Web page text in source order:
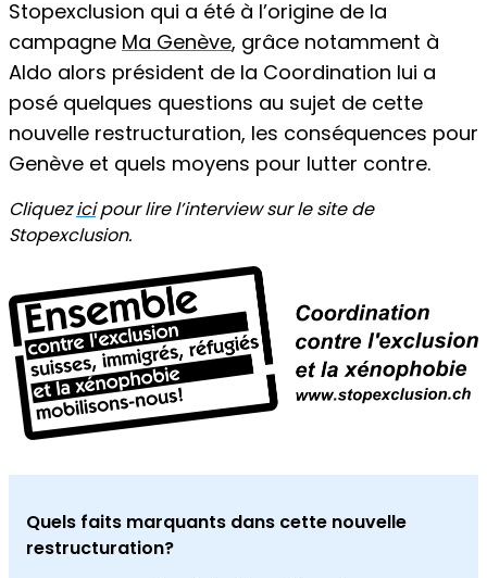
Stopexclusion qui a été à l’origine de la
campagne Ma Genève, grâce notamment à
Aldo alors président de la Coordination lui a
posé quelques questions au sujet de cette
nouvelle restructuration, les conséquences pour
Genève et quels moyens pour lutter contre.
Cliquezicipour lire l’interview sur le site de
Stopexclusion.
Quels faits marquants dans cette nouvelle
restructuration?